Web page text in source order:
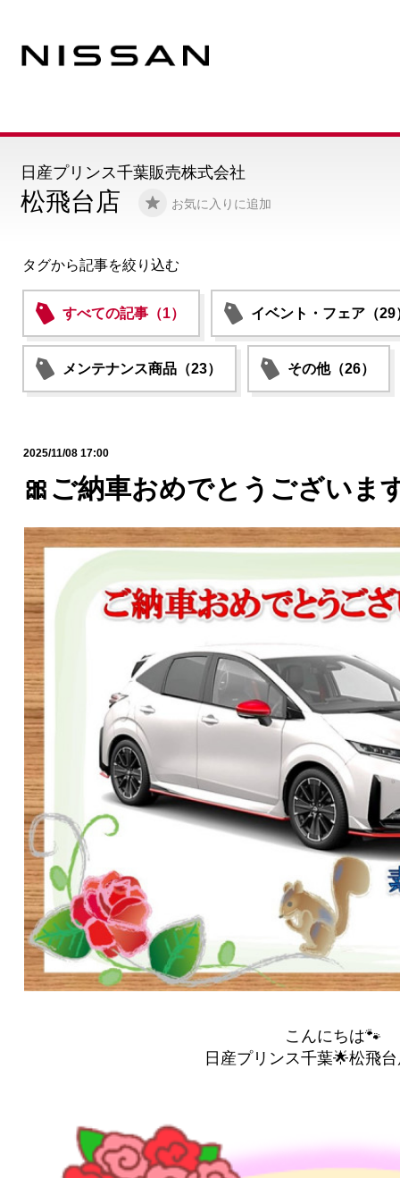
松飛台店 お気に入りに追加
日産プリンス千葉販売株式会社
タグから記事を絞り込む
すべての記事（1） イベント・フェア（29
メンテナンス商品（23） その他（26）
2025/11/08 17:00
🎀ご納車おめでとうございま
こんにちは🐾
日産プリンス千葉🌟松飛